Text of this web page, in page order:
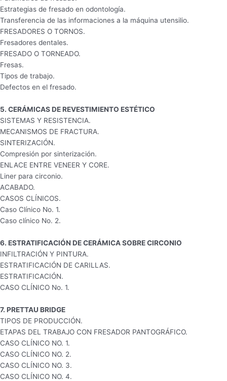
Estrategias de fresado en odontología.
Transferencia de las informaciones a la máquina utensilio.
FRESADORES O TORNOS.
Fresadores dentales.
FRESADO O TORNEADO.
Fresas.
Tipos de trabajo.
Defectos en el fresado.
5. CERÁMICAS DE REVESTIMIENTO ESTÉTICO
SISTEMAS Y RESISTENCIA.
MECANISMOS DE FRACTURA.
SINTERIZACIÓN.
Compresión por sinterización.
ENLACE ENTRE VENEER Y CORE.
Liner para circonio.
ACABADO.
CASOS CLÍNICOS.
Caso Clínico No. 1.
Caso clínico No. 2.
6. ESTRATIFICACIÓN DE CERÁMICA SOBRE CIRCONIO
INFILTRACIÓN Y PINTURA.
ESTRATIFICACIÓN DE CARILLAS.
ESTRATIFICACIÓN.
CASO CLÍNICO No. 1.
7. PRETTAU BRIDGE
TIPOS DE PRODUCCIÓN.
ETAPAS DEL TRABAJO CON FRESADOR PANTOGRÁFICO.
CASO CLÍNICO NO. 1.
CASO CLÍNICO NO. 2.
CASO CLÍNICO NO. 3.
CASO CLÍNICO NO. 4.